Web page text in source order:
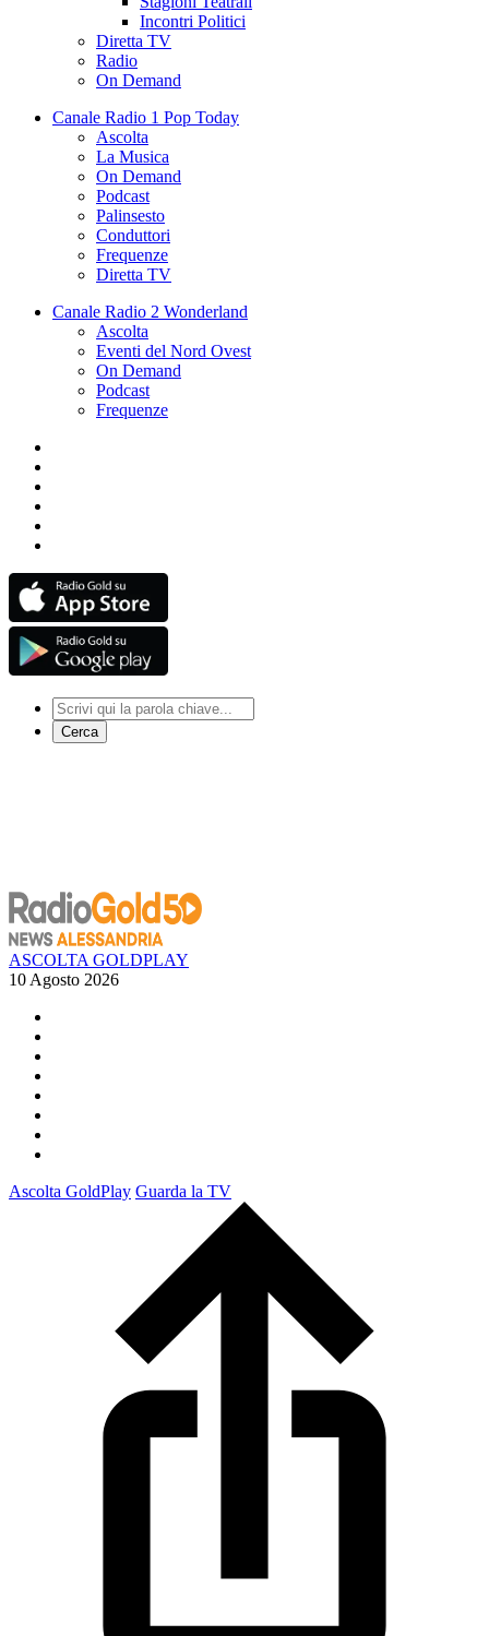
Incontri Politici
Diretta TV
Radio
On Demand
Canale Radio 1 Pop Today
Ascolta
La Musica
On Demand
Podcast
Palinsesto
Conduttori
Frequenze
Diretta TV
Canale Radio 2 Wonderland
Ascolta
Eventi del Nord Ovest
On Demand
Podcast
Frequenze
Cerca
ASCOLTA GOLDPLAY
10 Agosto 2026
Ascolta GoldPlay Guarda la TV